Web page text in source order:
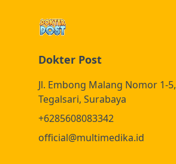
Dokter Post
Jl. Embong Malang Nomor 1-5,
Tegalsari, Surabaya
+6285608083342
official@multimedika.id